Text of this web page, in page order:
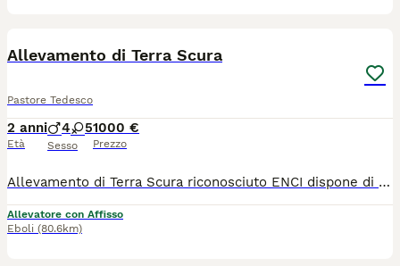
Allevamento di Terra Scura
Pastore Tedesco
2 anni
Età
4 5
Sesso
1000 €
Prezzo
Allevamento di Terra Scura riconosciuto ENCI dispone di splendidi cuccioli e cuccioloni, pelo corto e pelo lungo.Tutte le nostre fattrici vengono messe in riproduzione previo controllo UFFICIALE (CE.LE.MA.SCHE) dell'esenza della diplasia dell'anca (HD) e del gomito ( ED), tutte le nostre fattrici sono in possesso di WB,BH,IGP(1-2-3) E SELEZIONE di razza! Gli Stalloni da noi utilizzati hanno anche loro tutti i controlli effettuati e sono i miglior stalloni presenti sul territorio Italiano e Tedesco. I nostri cuccioli verranno consegnati dopo il compimento del sessantesimo giorno di età, previo controllo veterinario, con 2 sverminazioni già effettuate, 2 vaccini, iscrizione all'anagrafe canina, microchip e pedigree. Effettuiamo assistenza pre e post acquisto. Abbiamo corrieri molto affidabili per trasportare il vostro cucciolo in tutta Italia. Saremo lieti di rispondere ad ogni vostra domanda. PS: Volevamo caricare più foto dei nostri soggetti in Expo ma abbiamo subito raggiunto il limite, se vi va troverete tantissime altre foto e tantissimi video sulla nostra pagina Facebook (KENNEL DI TERRA SCURA) o Instagram
Allevatore con Affisso
Eboli (80.6km)